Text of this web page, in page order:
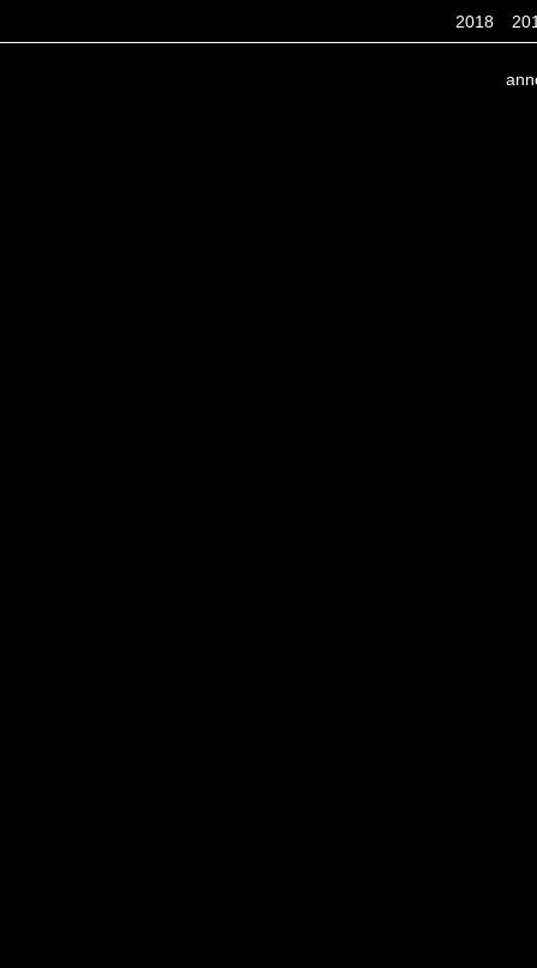
2018